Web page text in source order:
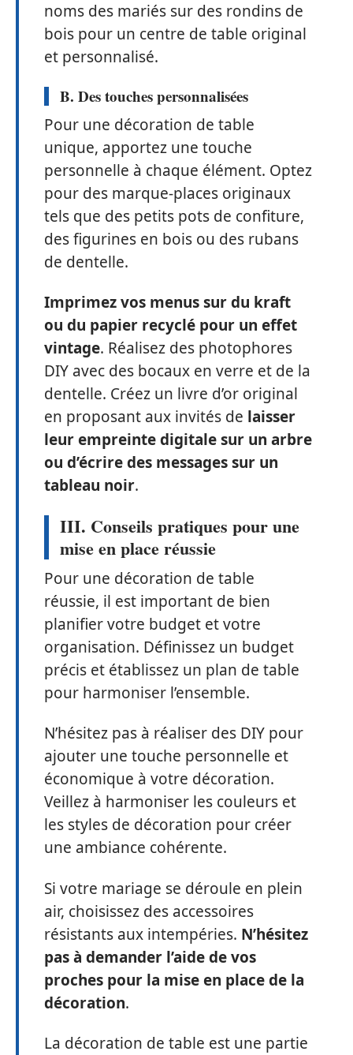
noms des mariés sur des rondins de
bois pour un centre de table original
et personnalisé.
B. Des touches personnalisées
Pour une décoration de table
unique, apportez une touche
personnelle à chaque élément. Optez
pour des marque-places originaux
tels que des petits pots de confiture,
des figurines en bois ou des rubans
de dentelle.
Imprimez vos menus sur du kraft
ou du papier recyclé pour un effet
vintage. Réalisez des photophores
DIY avec des bocaux en verre et de la
dentelle. Créez un livre d’or original
en proposant aux invités de laisser
leur empreinte digitale sur un arbre
ou d’écrire des messages sur un
tableau noir.
III. Conseils pratiques pour une
mise en place réussie
Pour une décoration de table
réussie, il est important de bien
planifier votre budget et votre
organisation. Définissez un budget
précis et établissez un plan de table
pour harmoniser l’ensemble.
N’hésitez pas à réaliser des DIY pour
ajouter une touche personnelle et
économique à votre décoration.
Veillez à harmoniser les couleurs et
les styles de décoration pour créer
une ambiance cohérente.
Si votre mariage se déroule en plein
air, choisissez des accessoires
résistants aux intempéries. N’hésitez
pas à demander l’aide de vos
proches pour la mise en place de la
décoration.
La décoration de table est une partie